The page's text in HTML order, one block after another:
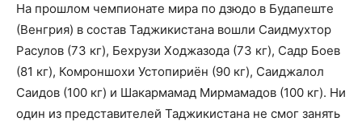
На прошлом чемпионате мира по дзюдо в Будапеште
(Венгрия) в состав Таджикистана вошли Саидмухтор
Расулов (73 кг), Бехрузи Ходжазода (73 кг), Садр Боев
(81 кг), Комроншохи Устопириён (90 кг), Саиджалол
Саидов (100 кг) и Шакармамад Мирмамадов (100 кг). Ни
один из представителей Таджикистана не смог занять